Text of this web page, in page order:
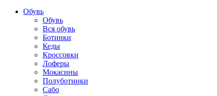
Обувь
Обувь
Вся обувь
Ботинки
Кеды
Кроссовки
Лоферы
Мокасины
Полуботинки
Сабо